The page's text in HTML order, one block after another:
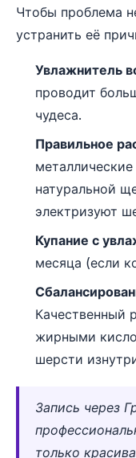
Чтобы проблема
устранить её
Увлажнитель
проводит
чудеса.
Правильное
натуральной
электризуют
Купание с
месяца (если
Качественный
жирными
шерсти
Запись через
только